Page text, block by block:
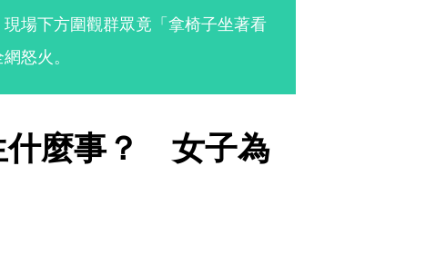
場下方圍觀群眾竟「拿椅子坐著看
怒火。
麼事？　女子為